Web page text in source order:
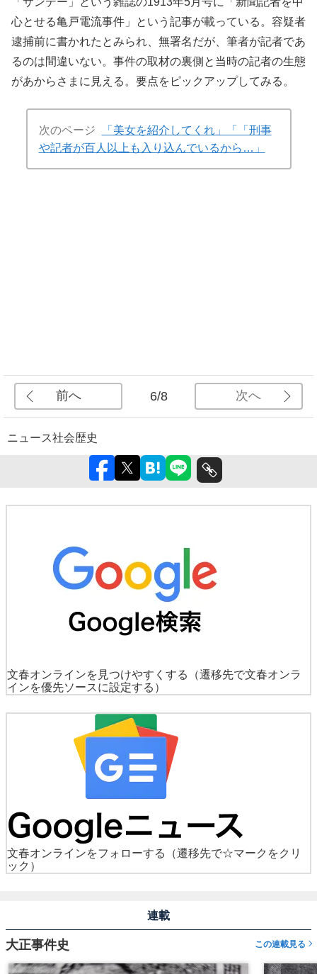
心とせる亀戸電流事件」という記事が載っている。容疑者
逮捕前に書かれたとみられ、無署名だが、筆者が記者であ
るのは間違いない。事件の取材の裏側と当時の記者の生態
があからさまに見える。要点をピックアップしてみる。
次のページ
「美女を紹介してくれ」「「刑事
や記者が百人以上も入り込んでいるから…」
前へ 6/8 次へ
ニュース社会歴史
文春オンラインを見つけやすくする
（遷移先で文春オンラ
インを優先ソースに設定する）
文春オンラインをフォローする
（遷移先で☆マークをクリ
ック）
連載
大正事件史 この連載見る